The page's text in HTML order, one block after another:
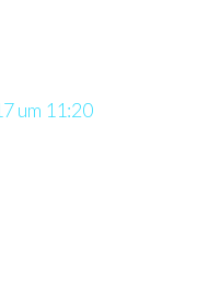
um 11:20